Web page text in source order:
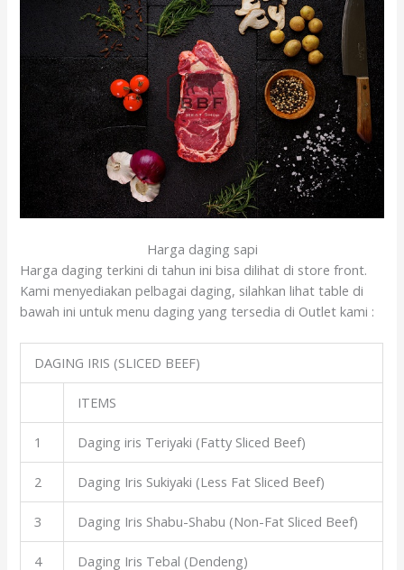
Harga daging sapi
Harga daging terkini di tahun ini bisa dilihat di store front.
Kami menyediakan pelbagai daging, silahkan lihat table di
bawah ini untuk menu daging yang tersedia di Outlet kami :
DAGING IRIS (SLICED BEEF)
ITEMS
1 Daging iris Teriyaki (Fatty Sliced Beef)
2 Daging Iris Sukiyaki (Less Fat Sliced Beef)
3 Daging Iris Shabu-Shabu (Non-Fat Sliced Beef)
4 Daging Iris Tebal (Dendeng)